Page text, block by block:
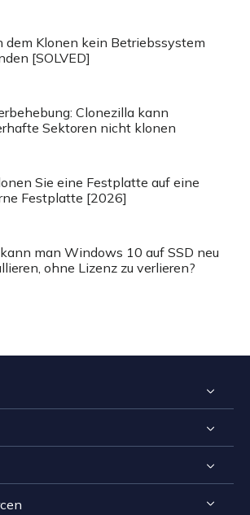
dem Klonen kein Betriebssystem
[SOLVED]
Clonezilla kann
Sektoren nicht klonen
Sie eine Festplatte auf eine
Festplatte [2026]
man Windows 10 auf SSD neu
ohne Lizenz zu verlieren?
Datenrettung